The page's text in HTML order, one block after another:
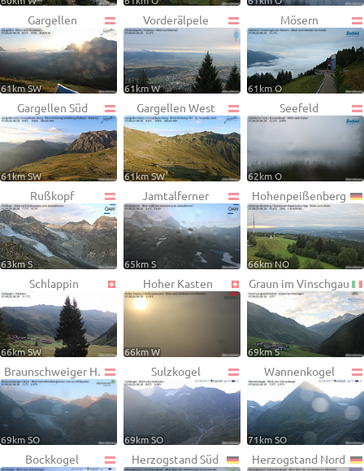
Gargellen
61km SW
Vorderälpele
61km W
Mösern
61km O
Gargellen Süd
61km SW
Gargellen West
61km SW
Seefeld
62km O
Rußkopf
63km S
Jamtalferner
65km S
Hohenpeißenberg
66km NO
Schlappin
66km SW
Hoher Kasten
66km W
Graun im Vinschgau
69km S
Braunschweiger H.
69km SO
Sulzkogel
69km SO
Wannenkogel
71km SO
Bockkogel Herzogstand Süd Herzogstand Nord